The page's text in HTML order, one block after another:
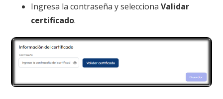
Ingresa la contraseña y seleccionaValidar
certificado.